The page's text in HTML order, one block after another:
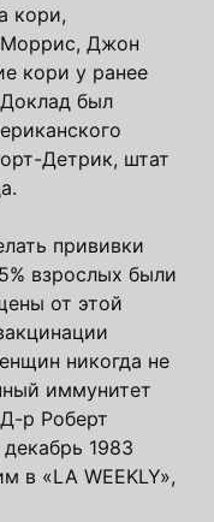
кори,
Моррис, Джон
кори у ранее
был
Детрик, штат
прививки
взрослых были
от этой
никогда не
иммунитет
р Роберт
1983
в «LA WEEKLY»,